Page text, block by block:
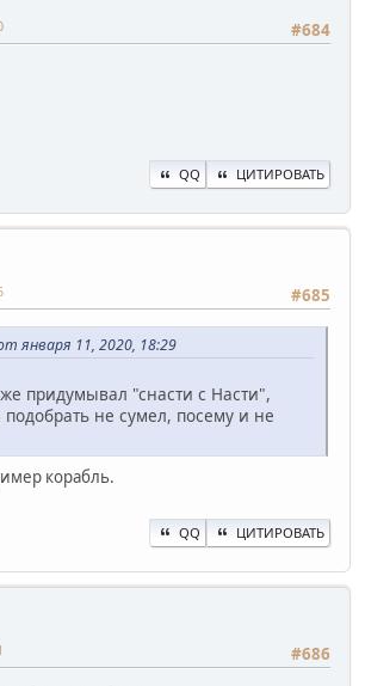
#684
QQ ЦИТИРОВАТЬ
#685
января 11, 2020, 18:29
придумывал "снасти с Насти",
не сумел, посему и не
корабль.
QQ ЦИТИРОВАТЬ
#686